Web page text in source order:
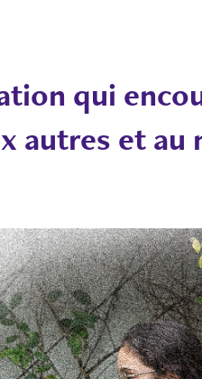
qui
autres et